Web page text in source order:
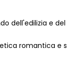
dell'edilizia e del
romantica e